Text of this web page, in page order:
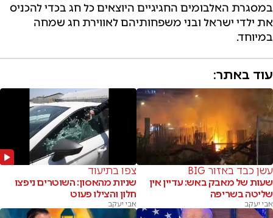
במסגרת האלבומים החגיגיים היוצאים כל חג בכדי להכניס
את ילדי ישראל ובני משפחותיהם לאווירת חג שמחה
במיוחד.
עוד באתר:
עשן כבד באזור BIG
שעות של מאבק באש: עדיין אין
שליטה בשריפה
אבי יעקב
צפו בתיעוד
שניות מהאסון: השוטרים ניפצו
חלון והצילו פעוט
אבי יעקב